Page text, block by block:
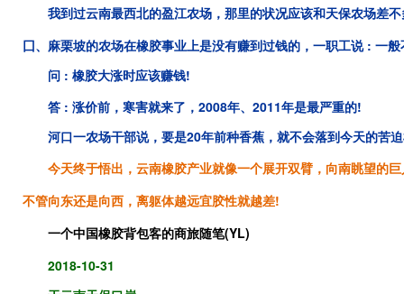
我到过云南最西北的盈江农场，那里的状况应该和天保农场差
囗、 麻栗坡的农场在橡胶事业上是没有赚到过钱的， 一职工说 : 一般
问 : 橡胶大涨时应该赚钱!
答 : 涨价前，寒害就来了 ，2008年、2011年是最严重的!
河口一农场干部说，要是20年前种香蕉，就不会落到今天的苦
今天终于悟出 ，云南橡胶产业就像一个展开双臂，向南眺望的
不管向东还是向西，离躯体越远宜胶性就越差!
一个中国橡胶背包客的商旅随笔(YL)
2018-10-31